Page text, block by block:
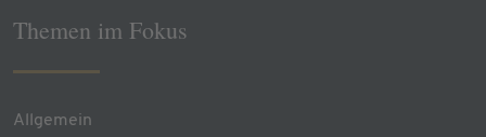
Themen im Fokus
Allgemein